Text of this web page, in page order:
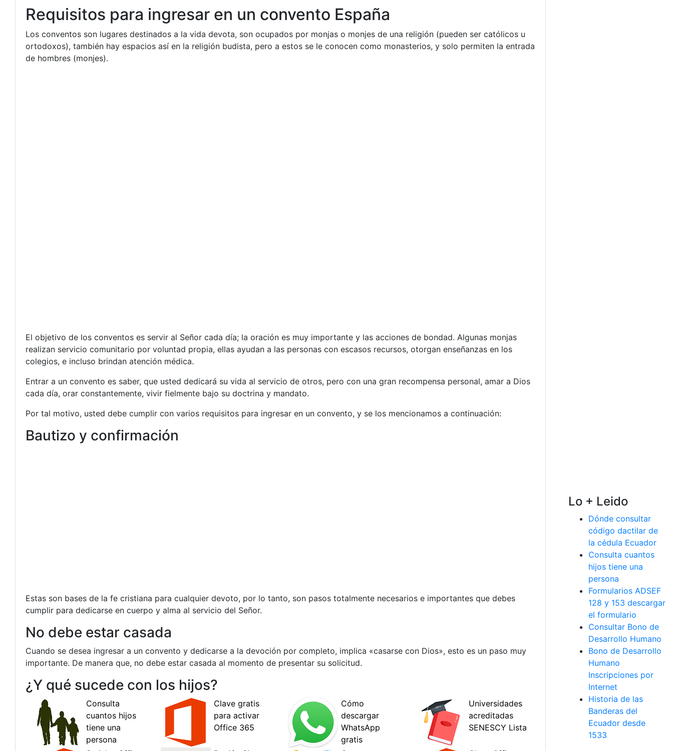
Requisitos para ingresar en un convento España
Los conventos son lugares destinados a la vida devota, son ocupados por monjas o monjes de una religión (pueden ser católicos u
ortodoxos), también hay espacios así en la religión budista, pero a estos se le conocen como monasterios, y solo permiten la entrada
de hombres (monjes).
El objetivo de los conventos es servir al Señor cada día; la oración es muy importante y las acciones de bondad. Algunas monjas
realizan servicio comunitario por voluntad propia, ellas ayudan a las personas con escasos recursos, otorgan enseñanzas en los
colegios, e incluso brindan atención médica.
Entrar a un convento es saber, que usted dedicará su vida al servicio de otros, pero con una gran recompensa personal, amar a Dios
cada día, orar constantemente, vivir fielmente bajo su doctrina y mandato.
Por tal motivo, usted debe cumplir con varios requisitos para ingresar en un convento, y se los mencionamos a continuación:
Bautizo y confirmación
Estas son bases de la fe cristiana para cualquier devoto, por lo tanto, son pasos totalmente necesarios e importantes que debes
cumplir para dedicarse en cuerpo y alma al servicio del Señor.
No debe estar casada
Cuando se desea ingresar a un convento y dedicarse a la devoción por completo, implica «casarse con Dios», esto es un paso muy
importante. De manera que, no debe estar casada al momento de presentar su solicitud.
¿Y qué sucede con los hijos?
Lo + Leido
Dónde consultar
código dactilar de
la cédula Ecuador
Consulta cuantos
hijos tiene una
persona
Formularios ADSEF
128 y 153 descargar
el formulario
Consultar Bono de
Desarrollo Humano
Bono de Desarrollo
Humano
Inscripciones por
Internet
Historia de las
Banderas del
Ecuador desde
1533